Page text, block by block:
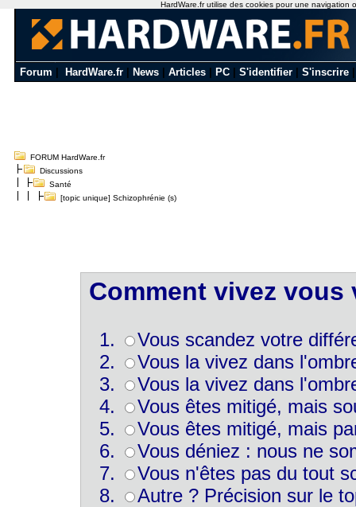
Forum HardWare.fr News Articles PC S'identifier S'inscrire
FORUM HardWare.fr
Discussions
Santé
[topic unique] Schizophrénie (s)
Comment vivez
Vous scandez votre
Vous la vivez dans
Vous la vivez dans
Vous êtes mitigé, mais
Vous êtes mitigé, mais
Vous déniez : nous ne
Vous n'êtes pas du tout
Autre ? Précision sur le
HardWare.fr utilise des cookies pour une navigation